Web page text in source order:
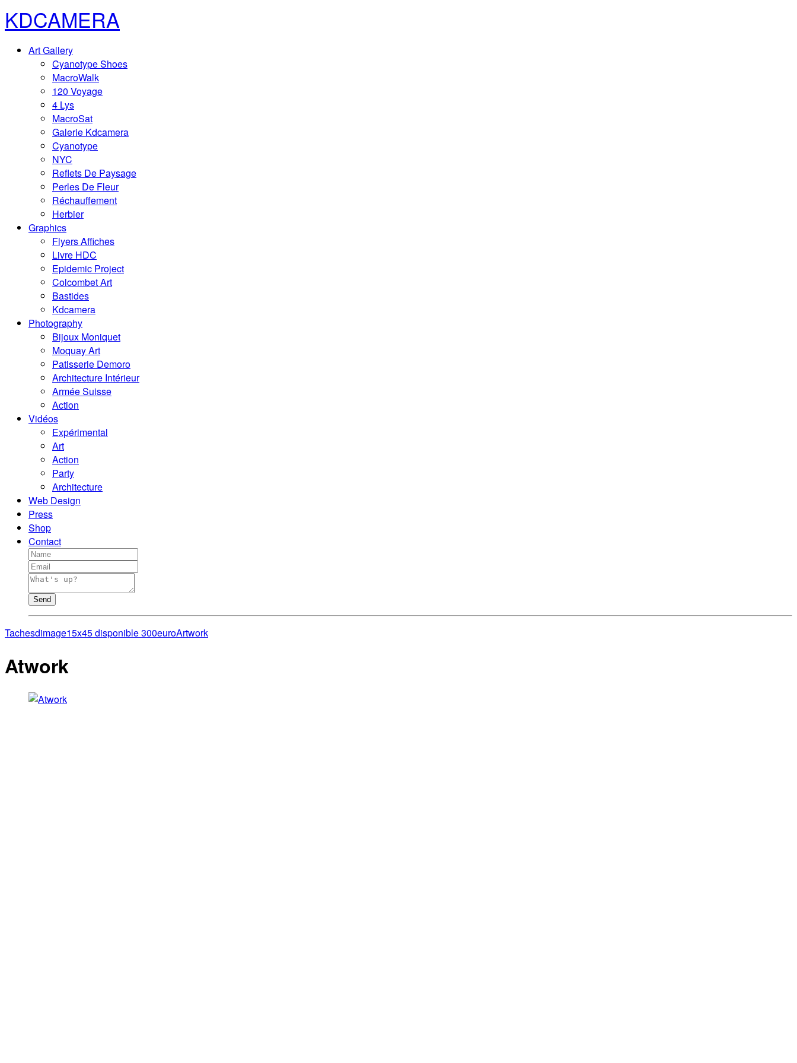
KDCAMERA
Art Gallery
Cyanotype Shoes
MacroWalk
120 Voyage
4 Lys
MacroSat
Galerie Kdcamera
Cyanotype
NYC
Reflets De Paysage
Perles De Fleur
Réchauffement
Herbier
Graphics
Flyers Affiches
Livre HDC
Epidemic Project
Colcombet Art
Bastides
Kdcamera
Photography
Bijoux Moniquet
Moquay Art
Patisserie Demoro
Architecture Intérieur
Armée Suisse
Action
Vidéos
Expérimental
Art
Action
Party
Architecture
Web Design
Press
Shop
Contact
Send
Tachesdimage15x45 disponible 300euroArtwork
Atwork